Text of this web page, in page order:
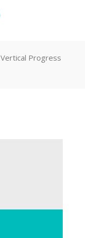
Vertical Progress